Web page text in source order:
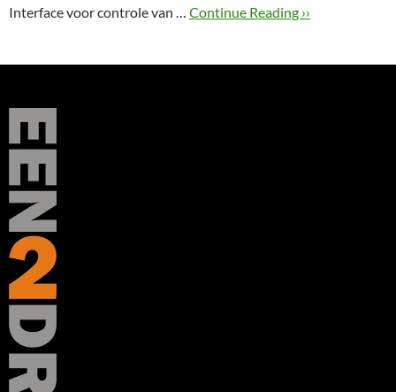
Interface voor controle van … Continue Reading ››